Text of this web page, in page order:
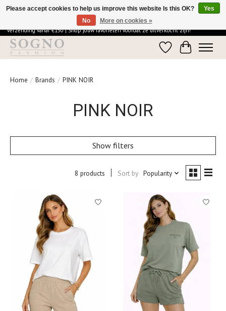
Ontdek de elegantie van SOGNO Fashion | Vandaag besteld = morgen in huis | Gratis
verzending vanaf €150 | Shop jouw favorieten voordat ze uitverkocht zijn!
WishlistCart
Home / Brands / PINK NOIR
PINK NOIR
Show filters
8 products Sort by Popularity
Please accept cookies to help us improve this website Is this OK?
Yes
No
More on cookies »